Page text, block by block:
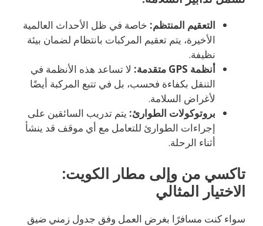
التعقيم المنتظم: خاصة في ظل الأحداث العالمية
الأخيرة، يتم تعقيم المركبات بانتظام لضمان بيئة
نظيفة.
أنظمة GPS متقدمة:
لا تساعد هذه الأنظمة في
التنقل بكفاءة فحسب، بل في تتبع المركبة أيضًا
لأغراض السلامة.
بروتوكولات الطوارئ: يتم تدريب السائقين على
إجراءات الطوارئ للتعامل مع أي موقف قد ينشأ
أثناء الرحلة.
تاكسي من وإلى مطار الكويت:
الاختيار المثالي
سواء كنت مسافرًا بغرض العمل وفق جدول زمني ضيق